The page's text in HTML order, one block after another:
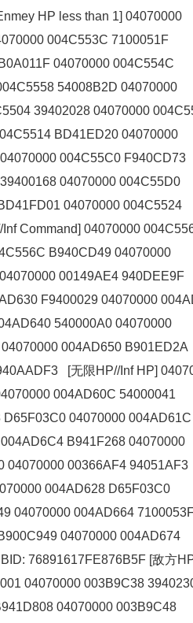
HP less than 1] 04070000
004C553C 7100051F
04070000 004C554C
54008B2D 04070000
39402028 04070000
BD41ED20 04070000
004C55C0 F940CD73
04070000 004C55D0
04070000 004C5524
Command] 04070000
B940CD49 04070000
00149AE4 940DEE9F
F9400029 04070000
540000A0 04070000
004AD650 B901ED2A
[无限HP//Inf HP]
004AD60C 54000041
04070000 004AD61C
B941F268 04070000
04070000 00366AF4
004AD628 D65F03C0
04070000 004AD664
04070000 004AD674
76891617FE876B5F [敌方
04070000 003B9C38
04070000 003B9C48